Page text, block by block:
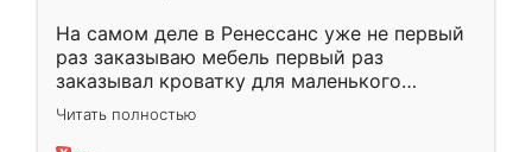
На самом деле в Ренессанс уже не первый
раз заказываю мебель первый раз
заказывал кроватку для маленького
ребёнка при его рождении ,во второй раз
заказал шкаф-купе. По качеству очень
Читать полностью